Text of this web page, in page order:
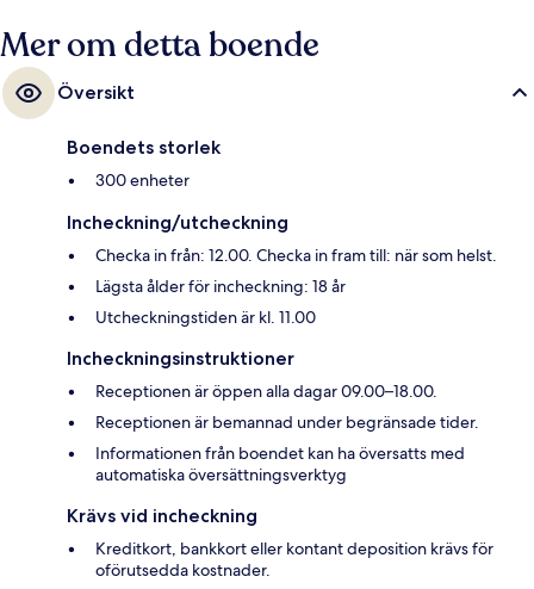
Mer om detta boende
Översikt
Boendets storlek
300 enheter
Incheckning/utcheckning
Checka in från: 12.00. Checka in fram till: när som helst.
Lägsta ålder för incheckning: 18 år
Utcheckningstiden är kl. 11.00
Incheckningsinstruktioner
Receptionen är öppen alla dagar 09.00–18.00.
Receptionen är bemannad under begränsade tider.
Informationen från boendet kan ha översatts med
automatiska översättningsverktyg
Krävs vid incheckning
Kreditkort, bankkort eller kontant deposition krävs för
oförutsedda kostnader.